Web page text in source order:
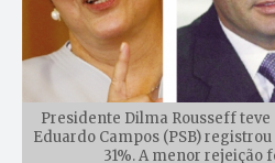
Presidente Dilma Rousseff teve
Eduardo Campos (PSB) registrou
31%. A menor rejeição